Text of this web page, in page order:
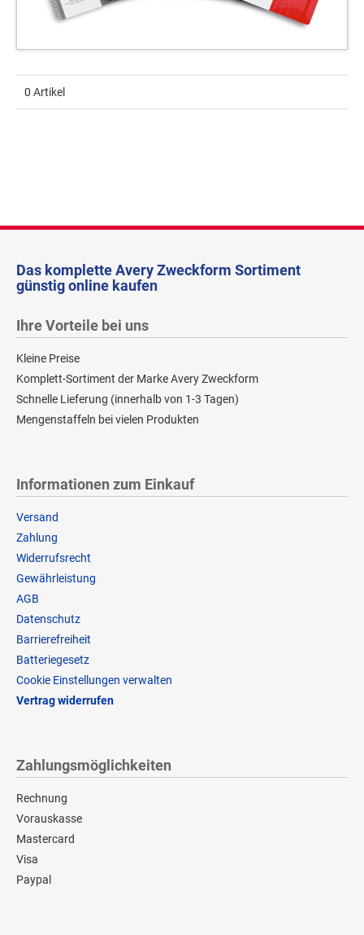
0 Artikel
Das komplette Avery Zweckform Sortiment
günstig online kaufen
Ihre Vorteile bei uns
Kleine Preise
Komplett-Sortiment der Marke Avery Zweckform
Schnelle Lieferung (innerhalb von 1-3 Tagen)
Mengenstaffeln bei vielen Produkten
Informationen zum Einkauf
Versand
Zahlung
Widerrufsrecht
Gewährleistung
AGB
Datenschutz
Barrierefreiheit
Batteriegesetz
Cookie Einstellungen verwalten
Vertrag widerrufen
Zahlungsmöglichkeiten
Rechnung
Vorauskasse
Mastercard
Visa
Paypal